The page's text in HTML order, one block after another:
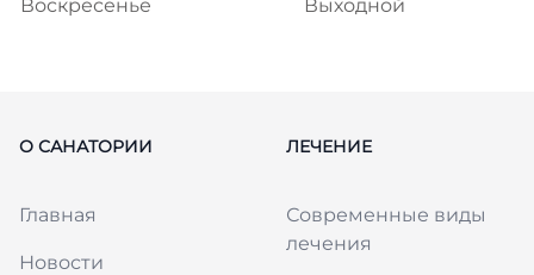
Воскресенье
Выходной
О САНАТОРИИ
Главная
Новости
ЛЕЧЕНИЕ
Современные виды
лечения